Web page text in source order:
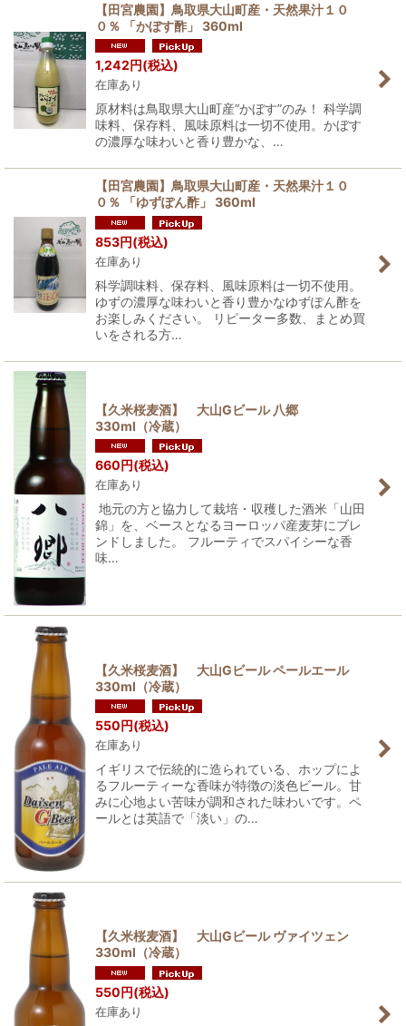
【田宮農園】鳥取県大山町産・天然果汁１０
０％ 「かぼす酢」 360ml
1,242円(税込)
在庫あり
原材料は鳥取県大山町産“かぼす”のみ！ 科学調
味料、保存料、風味原料は一切不使用。かぼす
の濃厚な味わいと香り豊かな、…
【田宮農園】鳥取県大山町産・天然果汁１０
０％ 「ゆずぽん酢」 360ml
853円(税込)
在庫あり
科学調味料、保存料、風味原料は一切不使用。
ゆずの濃厚な味わいと香り豊かなゆずぽん酢を
お楽しみください。 リピーター多数、まとめ買
いをされる方…
【久米桜麦酒】 大山Gビール 八郷
330ml（冷蔵）
660円(税込)
在庫あり
地元の方と協力して栽培・収穫した酒米「山田
錦」を、ベースとなるヨーロッパ産麦芽にブレ
ンドしました。 フルーティでスパイシーな香
味…
【久米桜麦酒】 大山Gビール ペールエール
330ml（冷蔵）
550円(税込)
在庫あり
イギリスで伝統的に造られている、ホップによ
るフルーティーな香味が特徴の淡色ビール。甘
みに心地よい苦味が調和された味わいです。ペ
ールとは英語で「淡い」の…
【久米桜麦酒】 大山Gビール ヴァイツェン
330ml（冷蔵）
550円(税込)
在庫あり